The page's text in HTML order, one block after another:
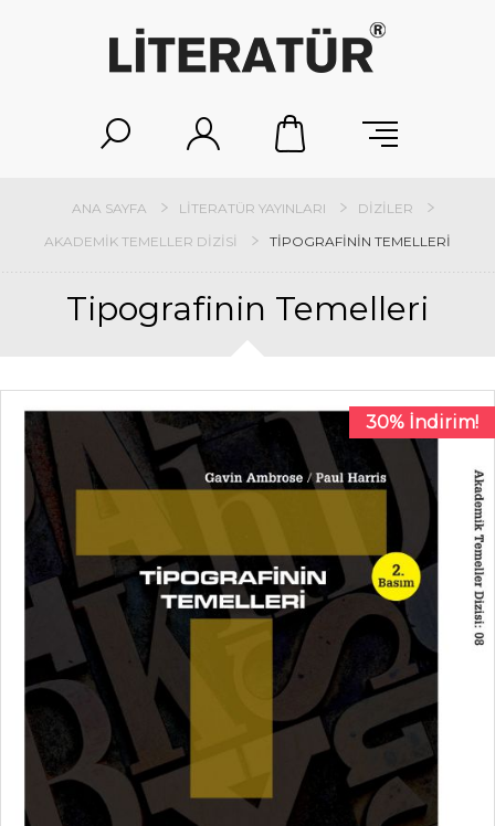
ANA SAYFA LITERATÜR YAYINLARI
DIZILER
AKADEMIK TEMELLER DIZISI
TIPOGRAFININ TEMELLERI
Tipografinin Temelleri
30% İndirim!